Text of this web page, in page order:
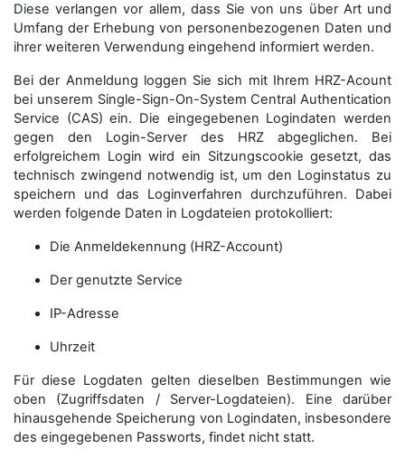
Diese verlangen vor allem, dass Sie von uns über Art und
Umfang der Erhebung von personenbezogenen Daten und
ihrer weiteren Verwendung eingehend informiert werden.
Bei der Anmeldung loggen Sie sich mit Ihrem HRZ-Acount
bei unserem Single-Sign-On-System Central Authentication
Service (CAS) ein. Die eingegebenen Logindaten werden
gegen den Login-Server des HRZ abgeglichen. Bei
erfolgreichem Login wird ein Sitzungscookie gesetzt, das
technisch zwingend notwendig ist, um den Loginstatus zu
speichern und das Loginverfahren durchzuführen. Dabei
werden folgende Daten in Logdateien protokolliert:
Die Anmeldekennung (HRZ-Account)
Der genutzte Service
IP-Adresse
Uhrzeit
Für diese Logdaten gelten dieselben Bestimmungen wie
oben (Zugriffsdaten / Server-Logdateien). Eine darüber
hinausgehende Speicherung von Logindaten, insbesondere
des eingegebenen Passworts, findet nicht statt.